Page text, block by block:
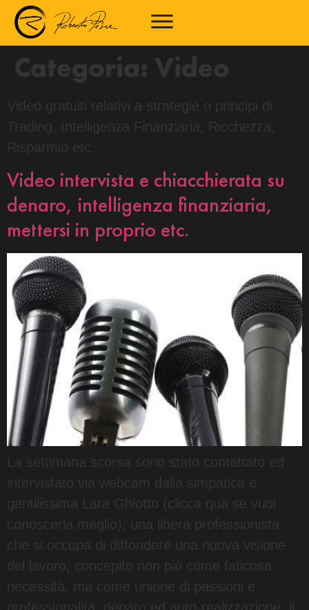
Categoria: Video
Video gratuiti relativi a strategie o principi di
Trading, Intelligenza Finanziaria, Ricchezza,
Risparmio etc.
Video intervista e chiacchierata su
denaro, intelligenza finanziaria,
mettersi in proprio etc.
La settimana scorsa sono stato contattato ed
intervistato via webcam dalla simpatica e
gentilissima Lara Ghiotto (clicca qua se vuoi
conoscerla meglio), una libera professionista
che si occupa di diffondere una nuova visione
del lavoro, concepito non più come faticosa
necessità, ma come unione di passioni e